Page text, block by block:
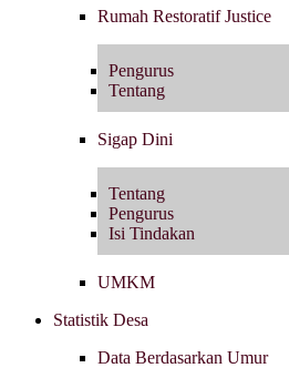
Rumah Restoratif Justice
Pengurus
Tentang
Sigap Dini
Tentang
Pengurus
Isi Tindakan
UMKM
Statistik Desa
Data Berdasarkan Umur